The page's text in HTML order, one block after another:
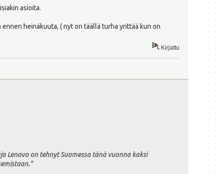
asioita.
heinäkuuta, ( nyt on täällä turha yrittää kun on
Kirjattu
on tehnyt Suomessa tänä vuonna kaksi